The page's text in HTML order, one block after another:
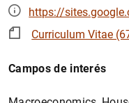
https://
Curriculum Vitae
Campos de interés